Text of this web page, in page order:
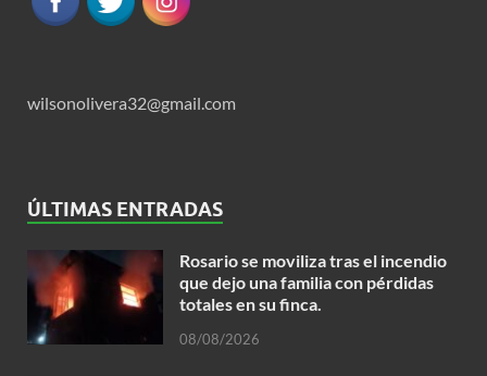
wilsonolivera32@gmail.com
ÚLTIMAS ENTRADAS
Rosario se moviliza tras el incendio
que dejo una familia con pérdidas
totales en su finca.
08/08/2026